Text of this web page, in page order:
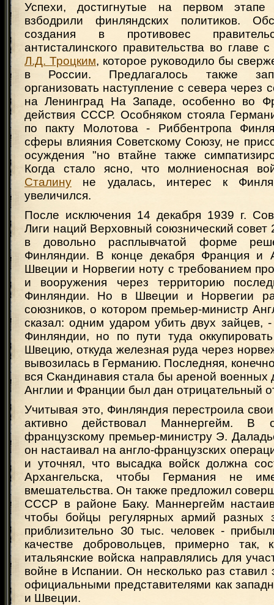
Успехи, достигнутые на первом
взбодрили финляндских политиков.
создания в противовес
антисталинского правительства во главе
Л.Д. Троцким, которое руководило бы
в России. Предлагалось также
организовать наступление с севера через
на Ленинград На Западе, особенно во
действия СССР. Особняком стояла
по пакту Молотова - Риббентропа
сферы влияния Советскому Союзу, не
осуждения "но втайне также
Когда стало ясно, что молниеносная
Сталину не удалась, интерес к
увеличился.
После исключения 14 декабря 1939 г.
Лиги наций Верховный союзнический совет
в довольно расплывчатой форме
Финляндии. В конце декабря Франция и
Швеции и Норвегии ноту с требованием
и вооружения через территорию
Финляндии. Но в Швеции и Норвегии
союзников, о котором премьер-министр
сказал: одним ударом убить двух зайцев,
Финляндии, но по пути туда
Швецию, откуда железная руда через
вывозилась в Германию. Последняя,
вся Скандинавия стала бы ареной военных
Англии и Франции был дан отрицательный
Учитывая это, Финляндия перестроила
активно действовал Маннергейм. В
французскому премьер-министру Э.
он настаивал на англо-французских
и уточнял, что высадка войск должна
Архангельска, чтобы Германия не
вмешательства. Он также предложил
СССР в районе Баку. Маннергейм
чтобы бойцы регулярных армий разных
приблизительно З0 тыс. человек -
качестве добровольцев, примерно так,
итальянские войска направлялись для
войне в Испании. Он несколько раз ставил
официальными представителями как
и Швеции.